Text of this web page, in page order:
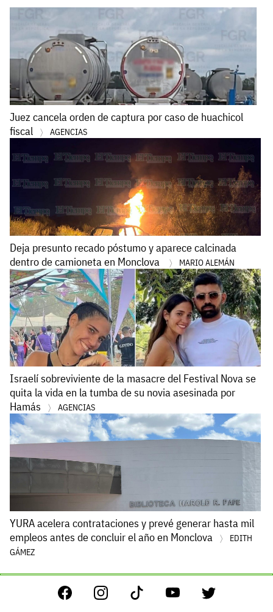
Juez cancela orden de captura por caso de huachicol
fiscal
AGENCIAS
Deja presunto recado póstumo y aparece calcinada
dentro de camioneta en Monclova
MARIO ALEMÁN
Israelí sobreviviente de la masacre del Festival Nova se
quita la vida en la tumba de su novia asesinada por
Hamás
AGENCIAS
YURA acelera contrataciones y prevé generar hasta mil
empleos antes de concluir el año en Monclova
EDITH
GÁMEZ